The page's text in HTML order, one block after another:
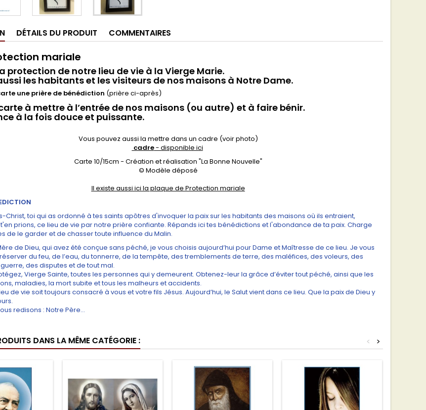
DÉTAILS DU PRODUIT COMMENTAIRES
mariale
protection de notre lieu de vie à la Vierge Marie.
les habitants et les visiteurs de nos maisons à Notre Dame.
une prière de bénédiction (prière ci-après)
à mettre à l’entrée de nos maisons (ou autre) et à faire bénir.
à la fois douce et puissante.
Vous pouvez aussi la mettre dans un cadre (voir photo)
cadre- disponible ici
Carte 10/15cm - Création et réalisation "La Bonne Nouvelle"
© Modèle déposé
Il existe aussi ici la plaque de Protection mariale
Christ, toi qui as ordonné à tes saints apôtres d'invoquer la paix sur les habitants des maisons où ils entraient,
prions, ce lieu de vie par notre prière confiante. Répands ici tes bénédictions et l'abondance de ta paix. Charge
de le garder et de chasser toute influence du Malin.
de Dieu, qui avez été conçue sans péché, je vous choisis aujourd’hui pour Dame et Maîtresse de ce lieu. Je vous
du feu, de l’eau, du tonnerre, de la tempête, des tremblements de terre, des maléfices, des voleurs, des
des disputes et de tout mal.
Vierge Sainte, toutes les personnes qui y demeurent. Obtenez-leur la grâce d’éviter tout péché, ainsi que les
maladies, la mort subite et tous les malheurs et accidents.
de vie soit toujours consacré à vous et votre fils Jésus. Aujourd’hui, le Salut vient dans ce lieu. Que la paix de Dieu y
redisons : Notre Père…
DANS LA MÊME CATÉGORIE : >
<